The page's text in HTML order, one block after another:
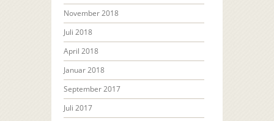
November 2018
Juli 2018
April 2018
Januar 2018
September 2017
Juli 2017